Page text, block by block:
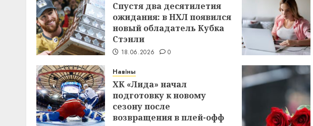
Спустя два десятилетия
ожидания: в НХЛ появился
новый обладатель Кубка
Стэнли
18.06.2026 0
Навіны
ХК «Лида» начал
подготовку к новому
сезону после
возвращения в плей-офф